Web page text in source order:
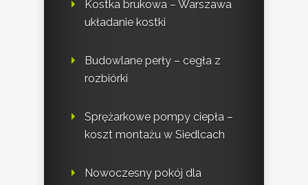
Kostka brukowa – Warszawa
układanie kostki
Budowlane perły – cegła z
rozbiórki
Sprężarkowe pompy ciepła –
koszt montażu w Siedlcach
Nowoczesny pokój dla